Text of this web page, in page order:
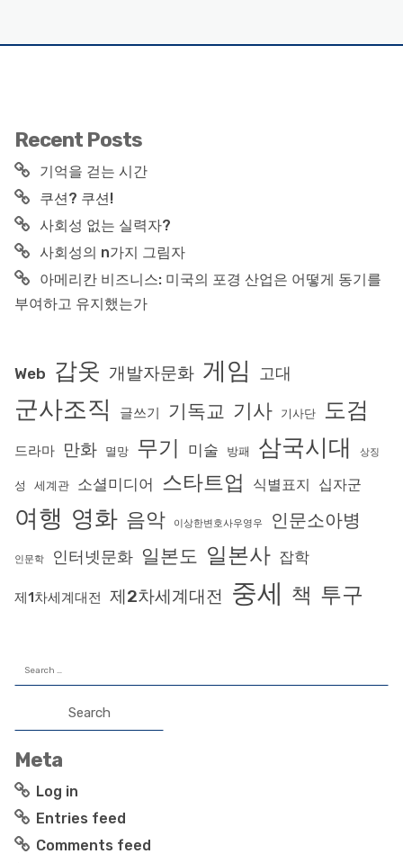
Recent Posts
기억을 걷는 시간
쿠션? 쿠션!
사회성 없는 실력자?
사회성의 n가지 그림자
아메리칸 비즈니스: 미국의 포경 산업은 어떻게 동기를
부여하고 유지했는가
Web 갑옷 개발자문화 게임 고대
군사조직 글쓰기 기독교 기사 기사단 도검
드라마 만화 멸망 무기 미술 방패 삼국시대 상징
성 세계관 소셜미디어 스타트업 식별표지 십자군
여행 영화 음악 이상한변호사우영우 인문소아병
인문학 인터넷문화 일본도 일본사 잡학
제1차세계대전 제2차세계대전 중세 책 투구
for:
Meta
Log in
Entries feed
Comments feed